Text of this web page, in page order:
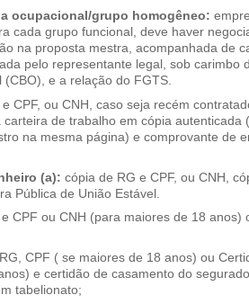
ocupacional/grupo homogêneo:
cada grupo funcional, deve haver
na proposta mestra, acompanhada de
pelo representante legal, sob carimbo
e a relação do FGTS.
CPF, ou CNH, caso seja recém
de trabalho em cópia autenticada
na mesma página) e comprovante de
(a): cópia de RG e CPF, ou CNH,
Pública de União Estável.
CPF ou CNH (para maiores de 18 anos)
CPF ( se maiores de 18 anos) ou
e certidão de casamento do
tabelionato;